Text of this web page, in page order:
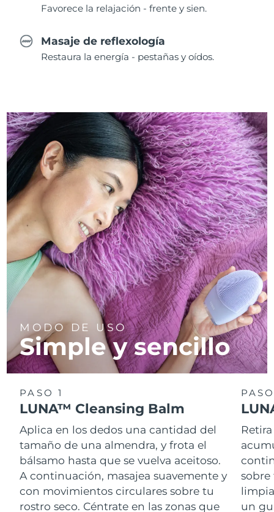
Favorece la relajación - frente y sien.
Masaje de reflexología
Restaura la energía - pestañas y oídos.
MODO DE USO
Simple y sencillo
PASO 1
LUNA™ Cleansing Balm
Aplica en los dedos una cantidad del
tamaño de una almendra, y frota el
bálsamo hasta que se vuelva aceitoso.
A continuación, masajea suavemente y
con movimientos circulares sobre tu
rostro seco. Céntrate en las zonas que
un